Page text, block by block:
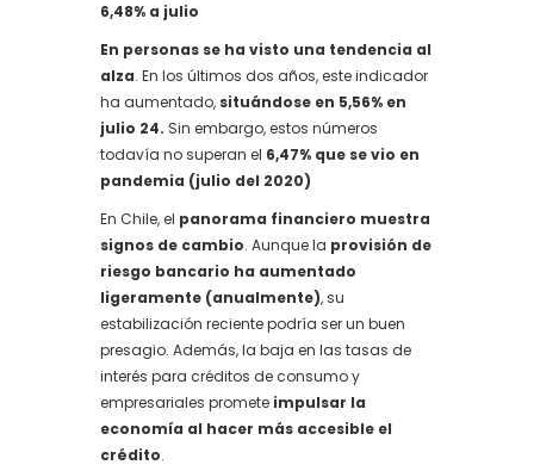
6,48% a julio
En personas se ha visto una tendencia al
alza. En los últimos dos años, este indicador
ha aumentado, situándose en 5,56% en
julio 24. Sin embargo, estos números
todavía no superan el 6,47% que se vio en
pandemia (julio del 2020)
En Chile, el panorama financiero muestra
signos de cambio. Aunque la provisión de
riesgo bancario ha aumentado
ligeramente (anualmente), su
estabilización reciente podría ser un buen
presagio. Además, la baja en las tasas de
interés para créditos de consumo y
empresariales promete impulsar la
economía al hacer más accesible el
crédito.